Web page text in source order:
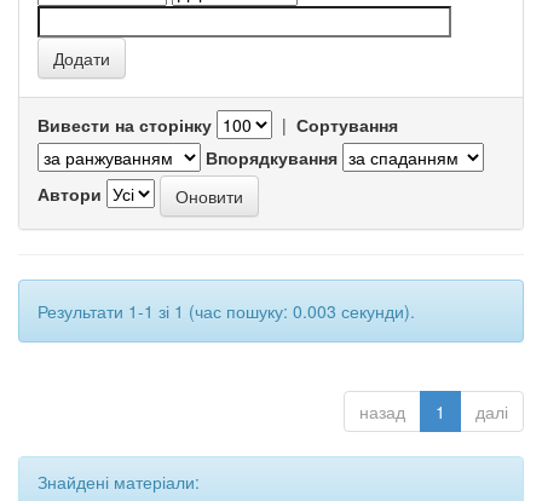
Вивести на сторінку | Сортування
Впорядкування
Автори
Результати 1-1 зі 1 (час пошуку: 0.003 секунди).
назад 1 далі
Знайдені матеріали: